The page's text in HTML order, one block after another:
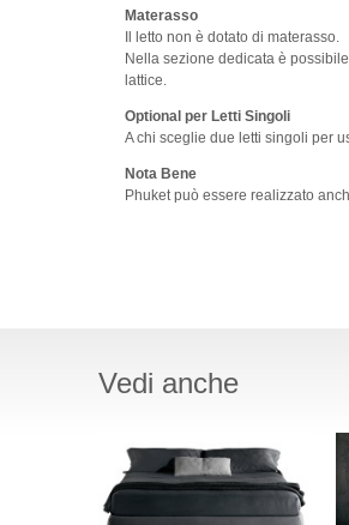
Materasso
Il letto non è dotato di materasso.
Nella sezione dedicata è
lattice.
Optional per Letti Singoli
A chi sceglie due letti singoli per
Nota Bene
Phuket può essere realizzato
Vedi anche